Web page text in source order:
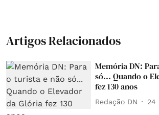
Artigos Relacionados
Memória DN:
só... Quando o
fez 130 anos
Redação DN 24